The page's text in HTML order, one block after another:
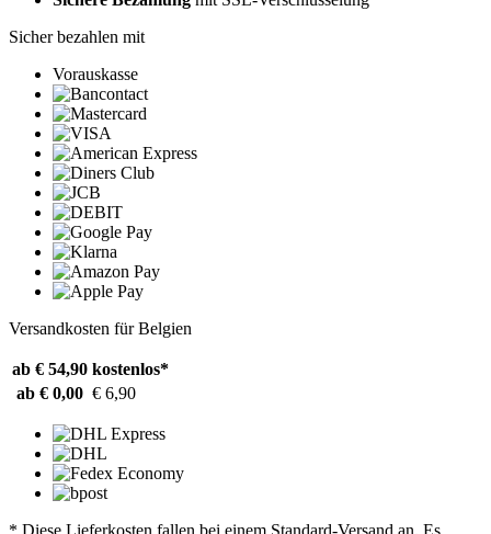
Sicher bezahlen mit
Vorauskasse
Versandkosten für Belgien
ab € 54,90 kostenlos*
ab € 0,00 € 6,90